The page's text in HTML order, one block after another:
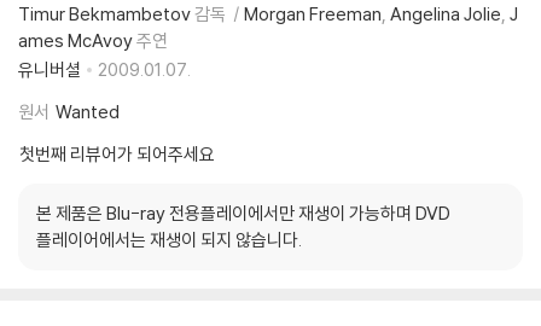
Timur Bekmambetov감독 Morgan Freeman Angelina Jolie J
ames McAvoy주연
유니버셜
2009.01.07.
원서 Wanted
첫번째 리뷰어가 되어주세요
본 제품은 Blu-ray 전용플레이에서만 재생이 가능하며 DVD
플레이어에서는 재생이 되지 않습니다.